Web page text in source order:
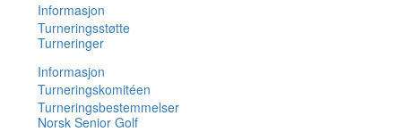
Informasjon
Turneringsstøtte
Turneringer
Informasjon
Turneringskomitéen
Turneringsbestemmelser
Norsk Senior Golf